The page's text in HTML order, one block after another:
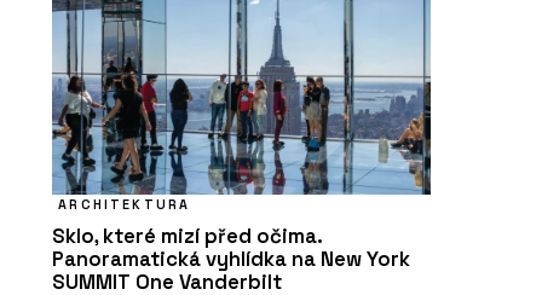
ARCHITEKTURA
Sklo, které mizí před očima.
Panoramatická vyhlídka na New York
SUMMIT One Vanderbilt